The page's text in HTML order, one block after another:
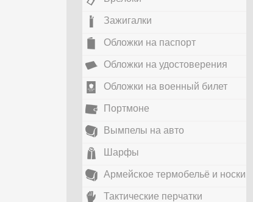
Зажигалки
Обложки на паспорт
Обложки на удостоверения
Обложки на военный билет
Портмоне
Вымпелы на авто
Шарфы
Армейское термобельё и носки
Тактические перчатки